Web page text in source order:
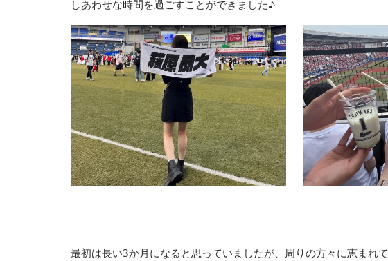
しあわせな時間を過ごすことができました♪
最初は長い3か月になると思っていましたが、周りの方々に恵まれて